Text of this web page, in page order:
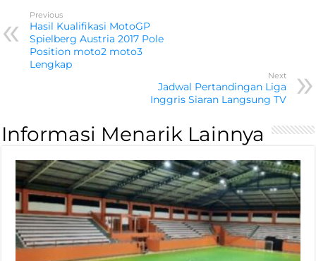
Previous
Hasil Kualifikasi MotoGP
Spielberg Austria 2017 Pole
Position moto2 moto3
Lengkap
Next
Jadwal Pertandingan Liga
Inggris Siaran Langsung TV
Informasi Menarik Lainnya